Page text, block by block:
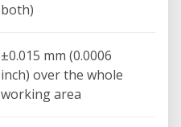
±0.015 mm (0.0006
inch) over the whole
working area